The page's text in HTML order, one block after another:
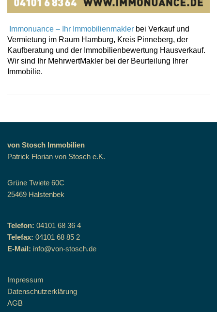
Immonuance – Ihr Immobilienmakler bei Verkauf und
Vermietung im Raum Hamburg, Kreis Pinneberg, der
Kaufberatung und der Immobilienbewertung Hausverkauf.
Wir sind Ihr MehrwertMakler bei der Beurteilung Ihrer
Immobilie.
von Stosch Immobilien
Patrick Florian von Stosch e.K.
Grüne Twiete 60C
25469 Halstenbek
Telefon: 04101 68 36 4
Telefax: 04101 68 85 2
E-Mail: info@von-stosch.de
Impressum
Datenschutzerklärung
AGB